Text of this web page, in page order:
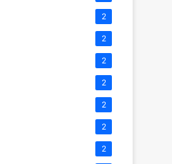
2
2
2
2
2
2
2